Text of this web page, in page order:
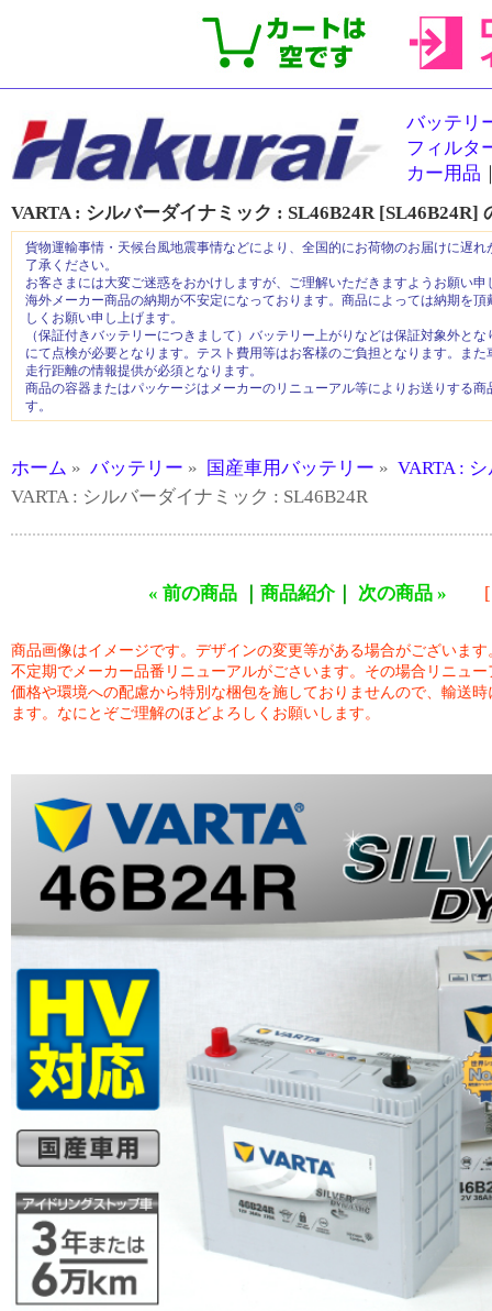
バッテリ
フィルタ
カー用品
VARTA : シルバーダイナミック : SL46B24R [SL46B24R]
貨物運輸事情・天候台風地震事情などにより、全国的にお荷物のお届けに遅
了承ください。
お客さまには大変ご迷惑をおかけしますが、ご理解いただきますようお願い申
海外メーカー商品の納期が不安定になっております。商品によっては納期を
しくお願い申し上げます。
（保証付きバッテリーにつきまして）バッテリー上がりなどは保証対象外と
にて点検が必要となります。テスト費用等はお客様のご負担となります。ま
走行距離の情報提供が必須となります。
商品の容器またはパッケージはメーカーのリニューアル等によりお送りする
す。
ホーム » バッテリー » 国産車用バッテリー » VARTA :
VARTA : シルバーダイナミック : SL46B24R
« 前の商品 商品紹介｜ 次の商品 »
商品画像はイメージです。デザインの変更等がある場合がございます
不定期でメーカー品番リニューアルがごさいます。その場合リニュ
価格や環境への配慮から特別な梱包を施しておりませんので、輸送
ます。なにとぞご理解のほどよろしくお願いします。